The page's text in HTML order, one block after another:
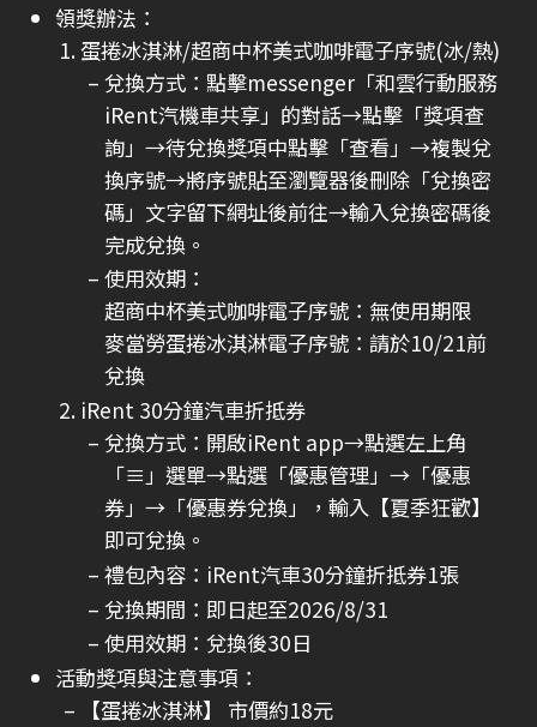
領獎辦法：
蛋捲冰淇淋/超商中杯美式咖啡電子序號(冰/熱)
兌換方式：點擊messenger「和雲行動服務
iRent汽機車共享」的對話→點擊「獎項查
詢」→待兌換獎項中點擊「查看」→複製兌
換序號→將序號貼至瀏覽器後刪除「兌換密
碼」文字留下網址後前往→輸入兌換密碼後
完成兌換。
使用效期：
超商中杯美式咖啡電子序號：無使用期限
麥當勞蛋捲冰淇淋電子序號：請於10/21前
兌換
iRent 30分鐘汽車折抵券
兌換方式：開啟iRent app→點選左上角
「≡」選單→點選「優惠管理」→「優惠
券」→「優惠券兌換」，輸入【夏季狂歡】
即可兌換。
禮包內容：iRent汽車30分鐘折抵券1張
兌換期間：即日起至2026/8/31
使用效期：兌換後30日
活動獎項與注意事項：
【蛋捲冰淇淋】 市價約18元